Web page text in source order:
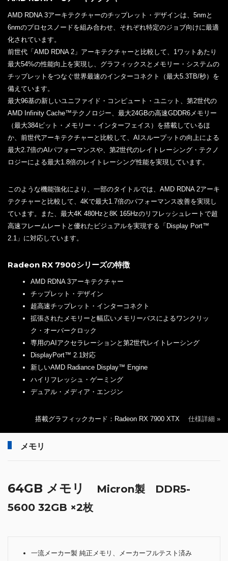
AMD RDNA 3アーキテクチャーのチップレット・デザインは、5nmと
6nmのプロセスノードを組み合わせ、それぞれ特定のジョブ向けに最適
化されています。
前世代「AMD RDNA 2」アーキテクチャーと比較して、1ワットあたり
最大54%の性能向上を実現し、グラフィックスとメモリー・システムの
チップレットをつなぐ世界最速のインターコネクト（最大5.3TB/秒）を
備えています。
最大96基の新しいユニファイド・コンピュート・ユニット、第2世代の
AMD Infinity Cache™テクノロジー、最大24GBの高速GDDR6メモリー
（最大384ビット・メモリー・インターフェイス）を搭載しているほ
か、前世代アーキテクチャーと比較して、AIスループットの向上による
最大2.7倍のAIパフォーマンスや、第2世代のレイトレーシング・テクノ
ロジーによる最大1.8倍のレイトレーシング性能を実現しています。
このような機能強化により、一部のタイトルでは、AMD RDNA 2アーキ
テクチャーと比較して、4Kで最大1.7倍のパフォーマンス改善を実現し
ています。また、最大4K 480Hzと8K 165Hzのリフレッシュレートで超
高速フレームレートと優れたビジュアルを実現する「Display Port™
2.1」に対応しています。
Radeon RX 7900シリーズの特徴
AMD RDNA 3アーキテクチャー
チップレット・デザイン
超高速チップレット・インターコネクト
拡張されたメモリーと幅広いメモリーバスによるワンクリッ
ク・オーバークロック
専用のAIアクセラレーションと第2世代レイトレーシング
DisplayPort™ 2.1対応
新しいAMD Radiance Display™ Engine
ハイリフレッシュ・ゲーミング
デュアル・メディア・エンジン
搭載グラフィックカード：Radeon RX 7900 XTX 仕様詳細 »
メモリ
64GB メモリ
Micron製 DDR5-
5600 32GB ×2枚
一流メーカー製 純正メモリ、メーカーフルテスト済み